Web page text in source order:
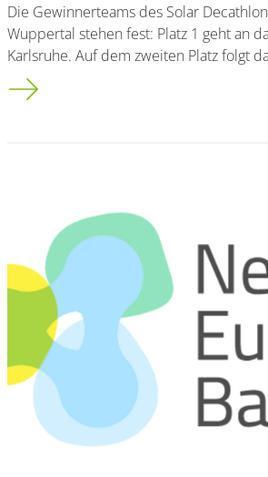
Die Gewinnerteams des Solar
Wuppertal stehen fest: Platz 1 geht an
Karlsruhe. Auf dem zweiten Platz folgt
Team RoofKIT aus Karlsruhe gewinnt